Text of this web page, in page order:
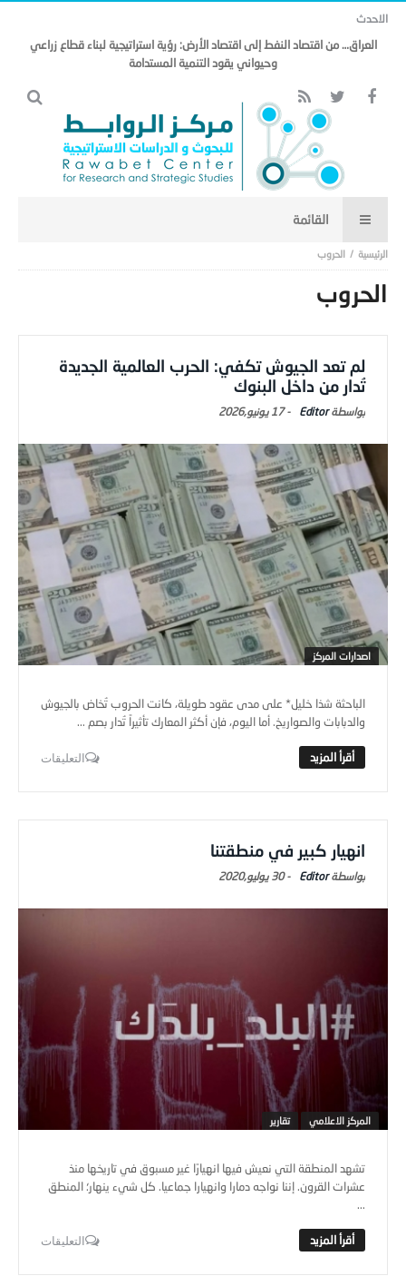
الاحدث
العراق… من اقتصاد النفط إلى اقتصاد الأرض: رؤية استراتيجية لبناء قطاع زراعي
وحيواني يقود التنمية المستدامة
الحروب
الحروب
لم تعد الجيوش تكفي: الحرب العالمية الجديدة
تُدار من داخل البنوك
Editor
-17 يونيو,2026
اصدارات المركز
الباحثة شذا خليل* على مدى عقود طويلة، كانت الحروب تُخاض بالجيوش
والدبابات والصواريخ. أما اليوم، فإن أكثر المعارك تأثيراً تُدار بصم ...
التعليقات
انهيار كبير في منطقتنا
Editor
-30 يوليو,2020
المركز الاعلامي تقارير
تشهد المنطقة التي نعيش فيها انهيارًا غير مسبوق في تاريخها منذ
عشرات القرون. إننا نواجه دمارا وانهيارا جماعيا. كل شيء ينهار؛ المنطق
...
التعليقات